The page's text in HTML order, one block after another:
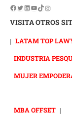
VISITA OTROS
| LATAM TOP
INDUSTRIA
MUJER
MBA OFFSET |